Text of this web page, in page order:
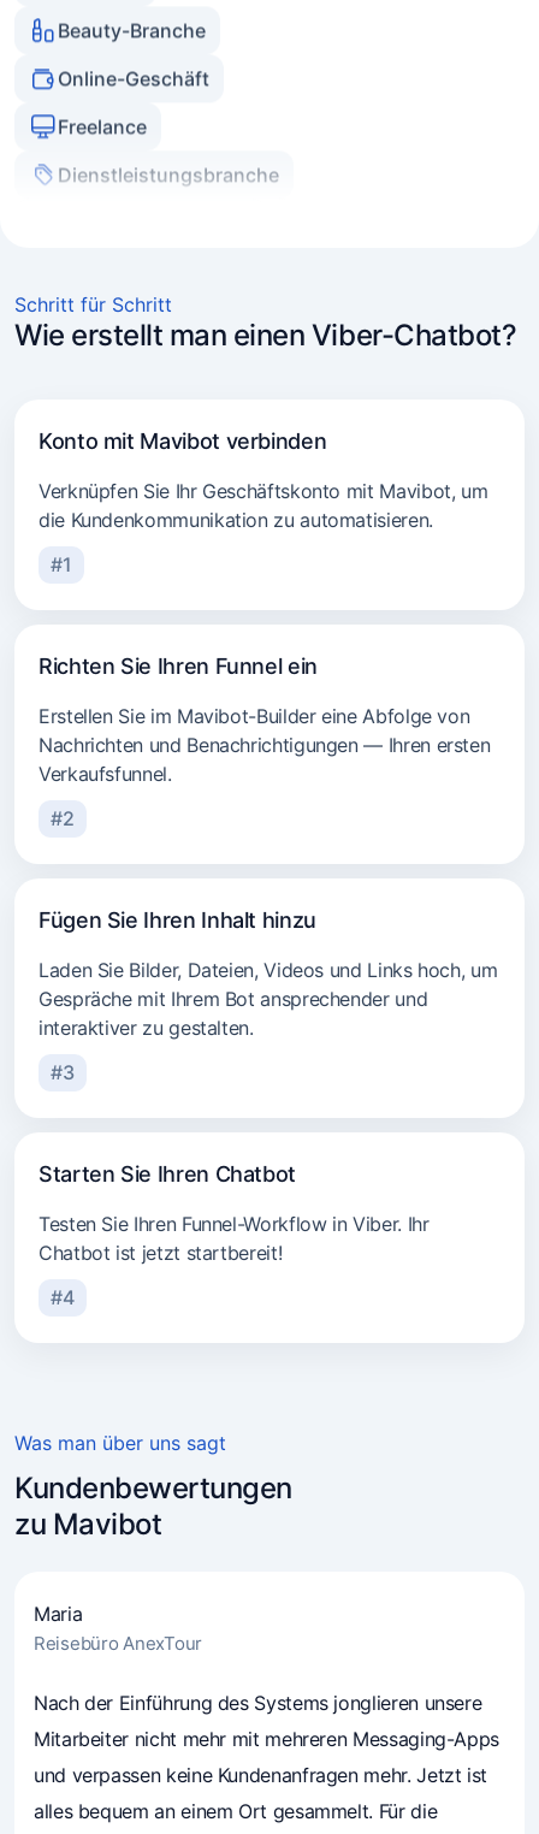
Online-Geschäft
Freelance
Dienstleistungsbranche
Immobilienagenturen
Marketer und Agenturen
Schritt für Schritt
Wie erstellt man einen Viber-Chatbot?
Konto mit Mavibot verbinden
Verknüpfen Sie Ihr Geschäftskonto mit Mavibot, um
die Kundenkommunikation zu automatisieren.
#1
Richten Sie Ihren Funnel ein
Erstellen Sie im Mavibot-Builder eine Abfolge von
Nachrichten und Benachrichtigungen — Ihren ersten
Verkaufsfunnel.
#2
Fügen Sie Ihren Inhalt hinzu
Laden Sie Bilder, Dateien, Videos und Links hoch, um
Gespräche mit Ihrem Bot ansprechender und
interaktiver zu gestalten.
#3
Starten Sie Ihren Chatbot
Testen Sie Ihren Funnel-Workflow in Viber. Ihr
Chatbot ist jetzt startbereit!
#4
Was man über uns sagt
Kundenbewertungen
zu Mavibot
4.7(241)
Unternehmer vertrauen Mavibot
Maria
Reisebüro AnexTour
Nach der Einführung des Systems jonglieren unsere
Mitarbeiter nicht mehr mit mehreren Messaging-Apps
und verpassen keine Kundenanfragen mehr. Jetzt ist
alles bequem an einem Ort gesammelt. Für die